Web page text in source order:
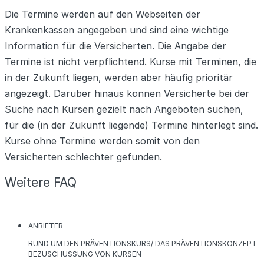
Die Termine werden auf den Webseiten der
Krankenkassen angegeben und sind eine wichtige
Information für die Versicherten. Die Angabe der
Termine ist nicht verpflichtend. Kurse mit Terminen, die
in der Zukunft liegen, werden aber häufig prioritär
angezeigt. Darüber hinaus können Versicherte bei der
Suche nach Kursen gezielt nach Angeboten suchen,
für die (in der Zukunft liegende) Termine hinterlegt sind.
Kurse ohne Termine werden somit von den
Versicherten schlechter gefunden.
Weitere FAQ
KATEGORIEN
ANBIETER
KATEGORIEN
RUND UM DEN PRÄVENTIONSKURS/ DAS PRÄVENTIONSKONZEPT
BEZUSCHUSSUNG VON KURSEN